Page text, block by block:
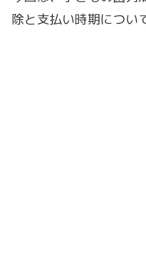
除と支払い時期につい